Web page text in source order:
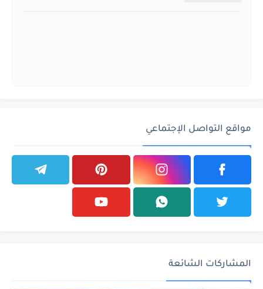
مواقع التواصل الإجتماعي
المشاركات الشائعة